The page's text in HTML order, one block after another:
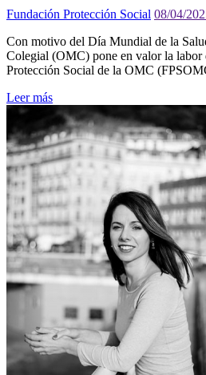
Fundación Protección Social 08/04/
Con motivo del Día Mundial de la
Colegial (OMC) pone en valor la labor
Protección Social de la OMC
Leer más